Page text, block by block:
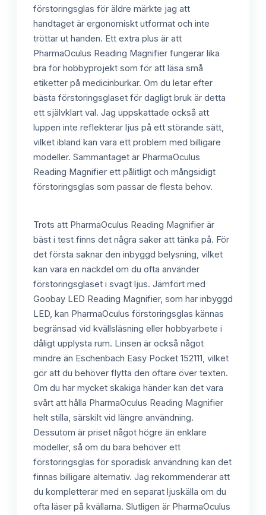
förstoringsglas för äldre märkte jag att
handtaget är ergonomiskt utformat och inte
tröttar ut handen. Ett extra plus är att
PharmaOculus Reading Magnifier fungerar lika
bra för hobbyprojekt som för att läsa små
etiketter på medicinburkar. Om du letar efter
bästa förstoringsglaset för dagligt bruk är detta
ett självklart val. Jag uppskattade också att
luppen inte reflekterar ljus på ett störande sätt,
vilket ibland kan vara ett problem med billigare
modeller. Sammantaget är PharmaOculus
Reading Magnifier ett pålitligt och mångsidigt
förstoringsglas som passar de flesta behov.
Trots att PharmaOculus Reading Magnifier är
bäst i test finns det några saker att tänka på. För
det första saknar den inbyggd belysning, vilket
kan vara en nackdel om du ofta använder
förstoringsglaset i svagt ljus. Jämfört med
Goobay LED Reading Magnifier, som har inbyggd
LED, kan PharmaOculus förstoringsglas kännas
begränsad vid kvällsläsning eller hobbyarbete i
dåligt upplysta rum. Linsen är också något
mindre än Eschenbach Easy Pocket 152111, vilket
gör att du behöver flytta den oftare över texten.
Om du har mycket skakiga händer kan det vara
svårt att hålla PharmaOculus Reading Magnifier
helt stilla, särskilt vid längre användning.
Dessutom är priset något högre än enklare
modeller, så om du bara behöver ett
förstoringsglas för sporadisk användning kan det
finnas billigare alternativ. Jag rekommenderar att
du kompletterar med en separat ljuskälla om du
ofta läser på kvällarna. Slutligen är PharmaOculus